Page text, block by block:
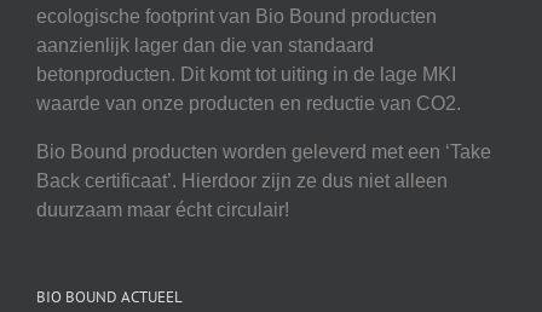
ecologische footprint van Bio Bound producten
aanzienlijk lager dan die van standaard
betonproducten. Dit komt tot uiting in de lage MKI
waarde van onze producten en reductie van CO2.
Bio Bound producten worden geleverd met een ‘Take
Back certificaat’. Hierdoor zijn ze dus niet alleen
duurzaam maar écht circulair!
BIO BOUND ACTUEEL